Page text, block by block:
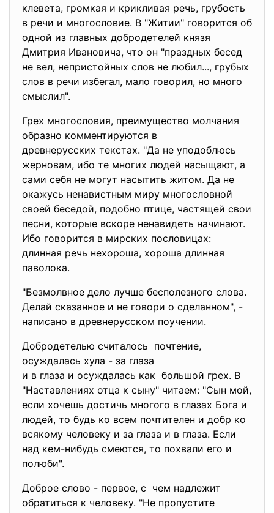
клевета, громкая и крикливая речь, грубость
в речи и многословие. В "Житии" говорится об
одной из главных добродетелей князя
Дмитрия Ивановича, что он "праздных бесед
не вел, непристойных слов не любил..., грубых
слов в речи избегал, мало говорил, но много
смыслил".
Грех многословия, преимущество молчания
образно комментируются в
древнерусских текстах. "Да не уподоблюсь
жерновам, ибо те многих людей насыщают, а
сами себя не могут насытить житом. Да не
окажусь ненавистным миру многословной
своей беседой, подобно птице, частящей свои
песни, которые вскоре ненавидеть начинают.
Ибо говорится в мирских пословицах:
длинная речь нехороша, хороша длинная
паволока.
"Безмолвное дело лучше бесполезного слова.
Делай сказанное и не говори о сделанном", -
написано в древнерусском поучении.
Добродетелью считалось почтение,
осуждалась хула - за глаза
и в глаза и осуждалась как большой грех. В
"Наставлениях отца к сыну" читаем: "Сын мой,
если хочешь достичь многого в глазах Бога и
людей, то будь ко всем почтителен и добр ко
всякому человеку и за глаза и в глаза. Если
над кем-нибудь смеются, то похвали его и
полюби".
Доброе слово - первое, с чем надлежит
обратиться к человеку. "Не пропустите